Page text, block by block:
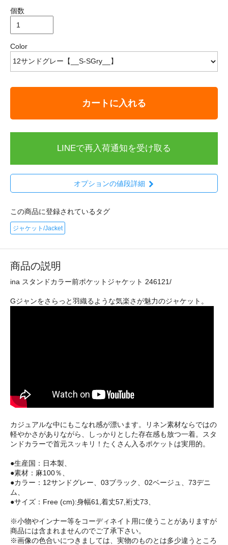
個数
Color
カートに入れる
LINEで再入荷通知を受け取る
オプションの値段詳細
この商品に登録されているタグ
ジャケット/Jacket
商品の説明
ina スタンドカラー前ポケットジャケット 246121/
Gジャンをさらっと羽織るような気楽さが魅力のジャケット。
カジュアルな中にもこなれ感が漂います。リネン素材ならではの
軽やかさがありながら、しっかりとした存在感も放つ一着。スタ
ンドカラーで首元スッキリ！たくさん入るポケットは実用的。
●生産国：日本製、
●素材：麻100％、
●カラー：12サンドグレー、03ブラック、02ベージュ、73デニ
ム、
●サイズ：Free (cm):身幅61,着丈57,裄丈73、
※小物やインナー等をコーディネイト用に使うことがありますが
商品には含まれませんのでご了承下さい。
※画像の色合いにつきましては、実物のものとは多少違うところ